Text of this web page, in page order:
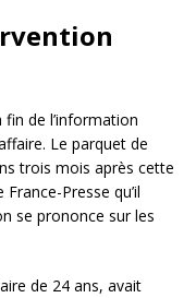
de l’information
Le parquet de
trois mois après cette
Presse qu’il
se prononce sur les
de 24 ans, avait